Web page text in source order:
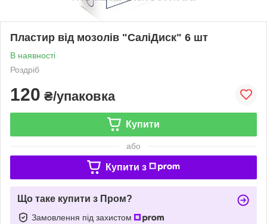
Пластир від мозолів "СаліДиск" 6 шт
В наявності
Роздріб
120 ₴/упаковка
Купити
або
Купити з
Що таке купити з Пром?
Замовлення під захистом